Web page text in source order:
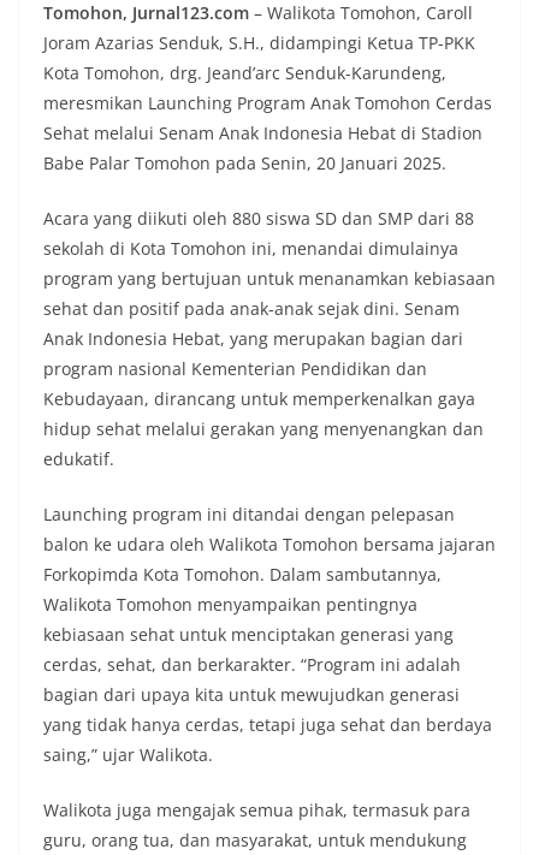
Tomohon, Jurnal123.com – Walikota Tomohon, Caroll
Joram Azarias Senduk, S.H., didampingi Ketua TP-PKK
Kota Tomohon, drg. Jeand’arc Senduk-Karundeng,
meresmikan Launching Program Anak Tomohon Cerdas
Sehat melalui Senam Anak Indonesia Hebat di Stadion
Babe Palar Tomohon pada Senin, 20 Januari 2025.
Acara yang diikuti oleh 880 siswa SD dan SMP dari 88
sekolah di Kota Tomohon ini, menandai dimulainya
program yang bertujuan untuk menanamkan kebiasaan
sehat dan positif pada anak-anak sejak dini. Senam
Anak Indonesia Hebat, yang merupakan bagian dari
program nasional Kementerian Pendidikan dan
Kebudayaan, dirancang untuk memperkenalkan gaya
hidup sehat melalui gerakan yang menyenangkan dan
edukatif.
Launching program ini ditandai dengan pelepasan
balon ke udara oleh Walikota Tomohon bersama jajaran
Forkopimda Kota Tomohon. Dalam sambutannya,
Walikota Tomohon menyampaikan pentingnya
kebiasaan sehat untuk menciptakan generasi yang
cerdas, sehat, dan berkarakter. “Program ini adalah
bagian dari upaya kita untuk mewujudkan generasi
yang tidak hanya cerdas, tetapi juga sehat dan berdaya
saing,” ujar Walikota.
Walikota juga mengajak semua pihak, termasuk para
guru, orang tua, dan masyarakat, untuk mendukung